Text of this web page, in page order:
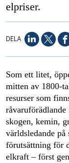
elpriser.
DELA
Som ett litet,
mitten av 1800-
resurser som
skogen, kemin,
världsledande
förutsättning för
elkraft – först